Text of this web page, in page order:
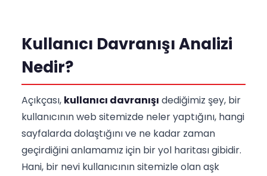
Kullanıcı Davranışı Analizi
Nedir?
Açıkçası, kullanıcı davranışı dediğimiz şey, bir
kullanıcının web sitemizde neler yaptığını, hangi
sayfalarda dolaştığını ve ne kadar zaman
geçirdiğini anlamamız için bir yol haritası gibidir.
Hani, bir nevi kullanıcının sitemizle olan aşk